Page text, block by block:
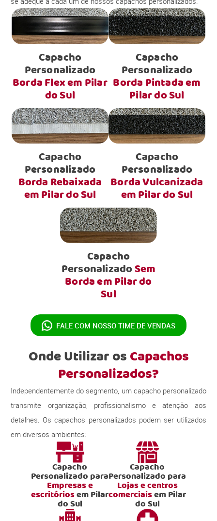
Capacho
Personalizado
Borda Flex em Pilar
do Sul
Capacho
Personalizado
Borda Pintada em
Pilar do Sul
Capacho
Personalizado
Borda Rebaixada
em Pilar do Sul
Capacho
Personalizado
Borda Vulcanizada
em Pilar do Sul
Capacho
PersonalizadoSem
Borda em Pilar do
Sul
FALE COM NOSSO TIME DE VENDAS
Onde Utilizar osCapachos
Personalizados?
Independentemente do segmento, um capacho personalizado
transmite organização, profissionalismo e atenção aos
detalhes. Os capachos personalizados podem ser utilizados
em diversos ambientes:
Capacho
Personalizado para
Empresas e
escritóriosem Pilar
do Sul
Capacho
Personalizado para
Lojas e centros
comerciaisem Pilar
do Sul